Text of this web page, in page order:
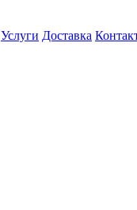
Услуги Доставка